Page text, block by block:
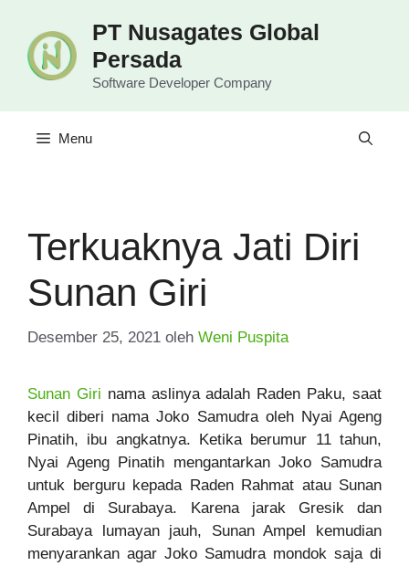
PT Nusagates Global
Persada
Software Developer Company
Menu
Terkuaknya Jati Diri
Sunan Giri
Desember 25, 2021 oleh Weni Puspita
Sunan Giri nama aslinya adalah Raden Paku, saat
kecil diberi nama Joko Samudra oleh Nyai Ageng
Pinatih, ibu angkatnya. Ketika berumur 11 tahun,
Nyai Ageng Pinatih mengantarkan Joko Samudra
untuk berguru kepada Raden Rahmat atau Sunan
Ampel di Surabaya. Karena jarak Gresik dan
Surabaya lumayan jauh, Sunan Ampel kemudian
menyarankan agar Joko Samudra mondok saja di